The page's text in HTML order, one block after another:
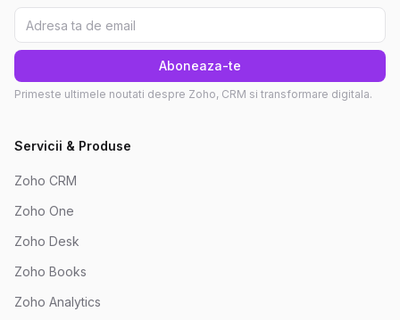
Aboneaza-te
Primeste ultimele noutati despre Zoho, CRM si transformare digitala.
Servicii & Produse
Zoho CRM
Zoho One
Zoho Desk
Zoho Books
Zoho Analytics